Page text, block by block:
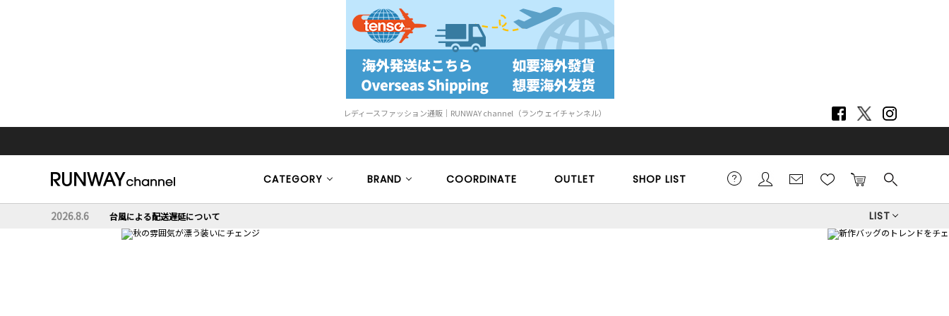
レディースファッション通販｜RUNWAY channel（ランウェイチャンネル）
CATEGORY BRAND COORDINATE OUTLET SHOP LIST
LIST
2026.8.6 台風による配送遅延について